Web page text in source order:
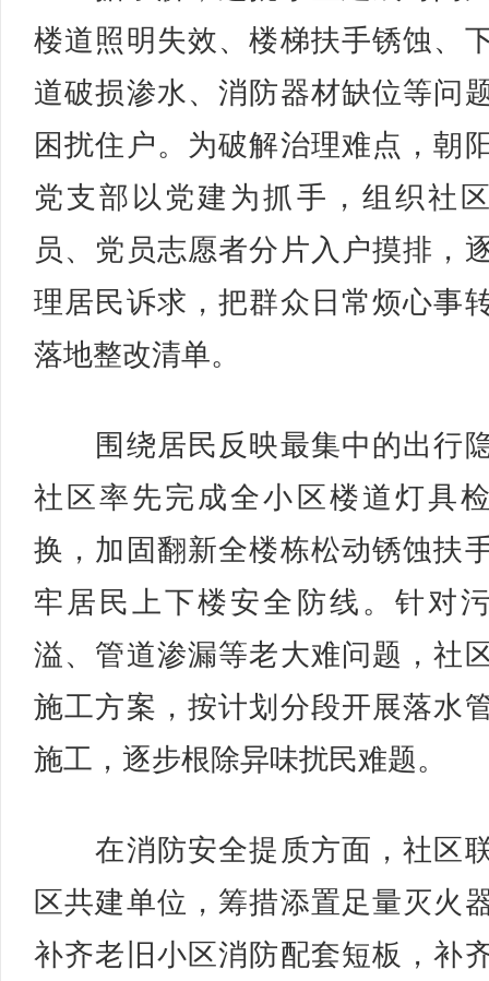
楼道照明失效、楼梯扶手锈蚀、
道破损渗水、消防器材缺位等问
困扰住户。为破解治理难点，朝
党支部以党建为抓手，组织社
员、党员志愿者分片入户摸排，
理居民诉求，把群众日常烦心事
落地整改清单。
围绕居民反映最集中的出行
社区率先完成全小区楼道灯具
换，加固翻新全楼栋松动锈蚀扶
牢居民上下楼安全防线。针对
溢、管道渗漏等老大难问题，社
施工方案，按计划分段开展落水
施工，逐步根除异味扰民难题。
在消防安全提质方面，社区
区共建单位，筹措添置足量灭火
补齐老旧小区消防配套短板，补